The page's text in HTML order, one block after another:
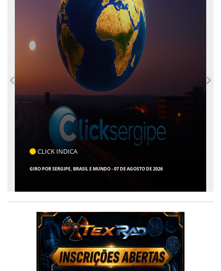
CLICK INDICA
GIRO POR SERGIPE, BRASIL E MUNDO - 07 DE AGOSTO DE 2026